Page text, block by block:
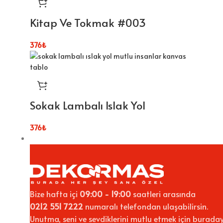
Kitap Ve Tokmak #003
376₺
Sokak Lambalı Islak Yol
376₺
Bize hafta içi 09:00 - 19:00 saatleri arasında
0212 551 7222 numaralı telefondan ulaşabilirsin.
Unutma, seni ve sevdiklerini mutlu etmek için